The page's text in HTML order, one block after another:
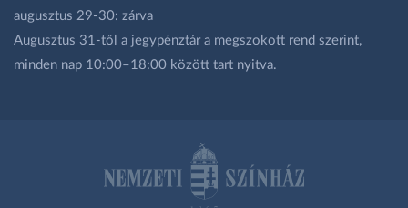
augusztus 29-30: zárva
Augusztus 31-től a jegypénztár a megszokott rend szerint,
minden nap 10:00–18:00 között tart nyitva.